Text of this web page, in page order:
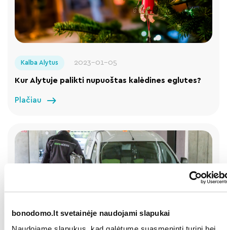
bonodomo.lt svetainėje naudojami slapukai
Kalba Alytus 2023-01-05
Kur Alytuje palikti nupuoštas kalėdines eglutes?
Plačiau
Kalba Alytus Kalba Kaunas Kalba Klaipėda